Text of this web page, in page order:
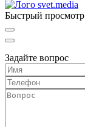
Быстрый просмотр
Задайте вопрос